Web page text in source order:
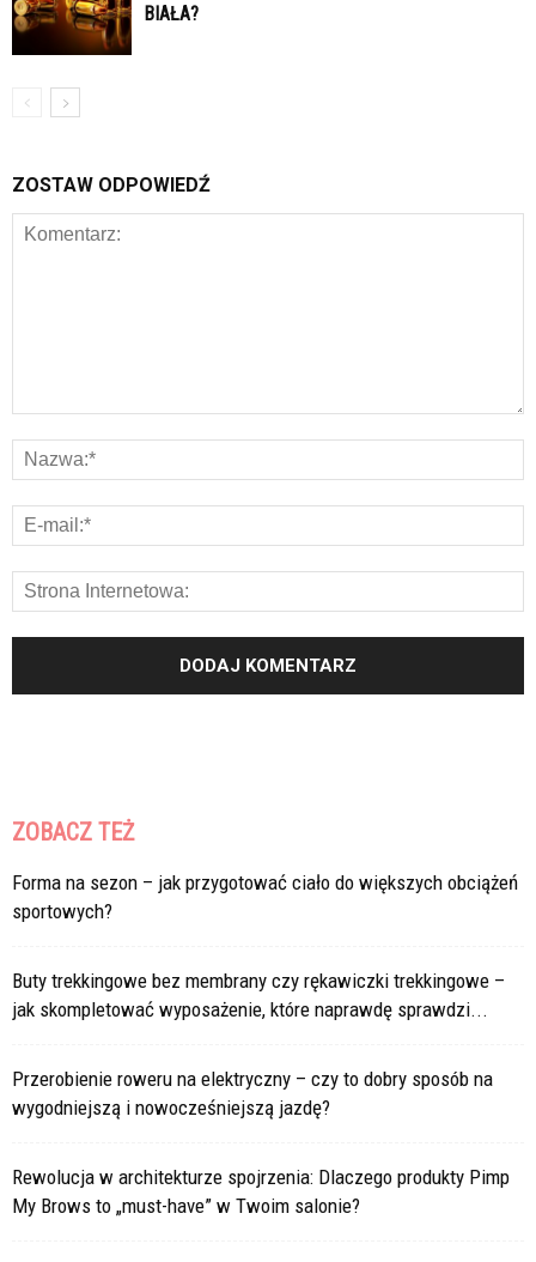
BIAŁA?
ZOSTAW ODPOWIEDŹ
ZOBACZ TEŻ
Forma na sezon – jak przygotować ciało do większych obciążeń
sportowych?
Buty trekkingowe bez membrany czy rękawiczki trekkingowe –
jak skompletować wyposażenie, które naprawdę sprawdzi...
Przerobienie roweru na elektryczny – czy to dobry sposób na
wygodniejszą i nowocześniejszą jazdę?
Rewolucja w architekturze spojrzenia: Dlaczego produkty Pimp
My Brows to „must-have” w Twoim salonie?